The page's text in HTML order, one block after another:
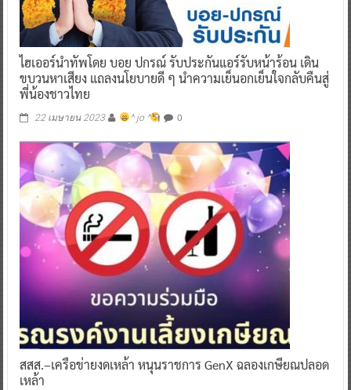
ไฮเออร์นำทัพโดย บอย ปกรณ์ รับประกันแอร์รับหน้าร้อน เดิน
ขบวนหาเสียง แถลงนโยบายดี ๆ นำความเย็นอกเย็นใจกลับคืนสู่
พี่น้องชาวไทย
22 เมษายน 2023 ^ jo ^ 0
สสส.–เครือข่ายงดเหล้า หนุนราชการ GenX ฉลองเกษียณปลอด
เหล้า